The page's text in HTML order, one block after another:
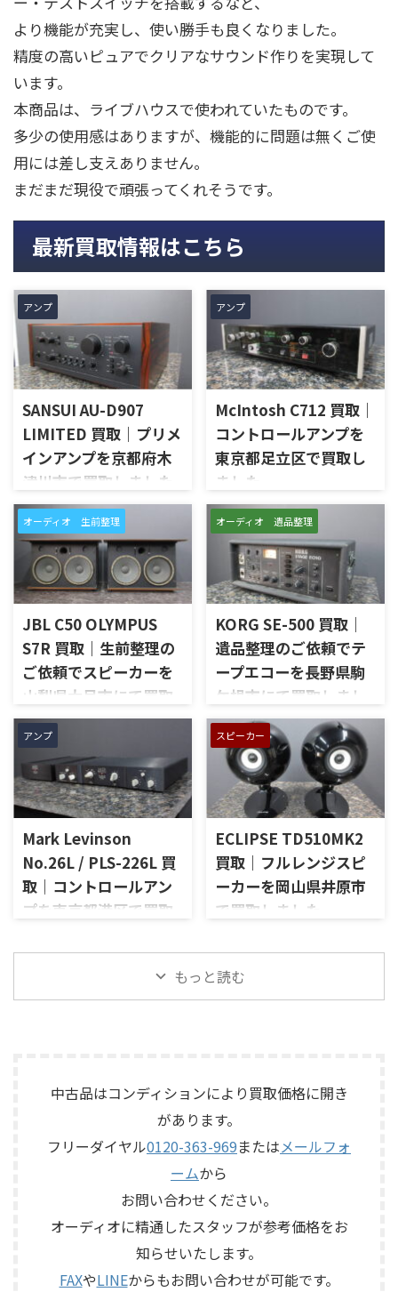
より機能が充実し、使い勝手も良くなりました。
精度の高いピュアでクリアなサウンド作りを実現して
います。
本商品は、ライブハウスで使われていたものです。
多少の使用感はありますが、機能的に問題は無くご使
用には差し支えありません。
まだまだ現役で頑張ってくれそうです。
最新買取情報はこちら
アンプ
SANSUI AU-D907
LIMITED 買取｜プリメ
インアンプを京都府木
津川市で買取しました
京都府木津川市で、SANSUIの
プリメインアンプ「AU-D907
LIMITED」を出張買取させてい
ただきました。今回のお品物
は、AU-D907をベースに各部の
高品位化が図られたLimitedモ
デルで、左右チャンネルの音出
し状態、入力切替、ボリュー
ム、トーンコントロール、フォ
ノ入力、スピーカー出力、Pre
Out、Main Amp入力、外観コ
付属品の有無を確認しながら
査定いたしました。 買取商
品：SANSUI AU-D907 LIMITED
メーカー：SANSUI / 山水 / ...
アンプ
McIntosh C712 買取｜
コントロールアンプを
東京都足立区で買取し
ました
東京都足立区で、McIntoshの
コントロールアンプ「C712」
を出張買取させていただきま
した。今回のお品物は、
McIntoshらしいガラスパネル
デザインとリモート操作機能
を備えた2chソリッドステート
式のコントロールアンプで、左
右チャンネルの音出し、入力
切替、ボリューム、トーンコン
トロール、MMフォノ入力、バ
外観コンディション、リモコン
など付属品の有無を確認しな
がら査定いたしました。 買取
商品：McIntosh C712 メーカ
ー：McIntosh / マッキントッ
オーディオ 生前整理
JBL C50 OLYMPUS
S7R 買取｜生前整理の
ご依頼でスピーカーを
山梨県大月市にて買取
しました
山梨県大月市で、生前整理に伴
いJBLの大型スピーカー「C50
OLYMPUS S7R」を出張買取さ
せていただきました。今回の
お品物は、長年大切に音楽を
楽しまれてきたご本人様より、
オーディオ機器の整理を進めた
いとのご相談をいただいたも
のです。 JBL C50 OLYMPUS
S7Rは、Olympus専用エンクロ
PR15パッシブラジエーター、
LE85ドライバー、HL91ホー
オーディオ 遺品整理
KORG SE-500 買取｜
遺品整理のご依頼でテ
ープエコーを長野県駒
ケ根市にて買取しまし
た
長野県駒ケ根市で、遺品整理に
伴いKORGのテープエコー
「SE-500 Stage Echo」を出張
買取させていただきました。
今回のお品物は、前オーナー
様が大切に保管されていたヴ
ィンテージのテープエコーで、
ご家族様より「価値があるも
のか分からないので、処分する
前に見てほしい」とご相談い
500は、テープを使用したアナ
ログエコーならではの揺らぎ
や質感を楽しめる機材です。査
アンプ
Mark Levinson
No.26L / PLS-226L 買
取｜コントロールアン
プを東京都港区で買取
「No.26L / PLS-226L」を出張
プのプリアンプで、左右チャン
替、ボリューム、バランス、
位相切替、バランス出力、フ
ードの有無、電源部の状態、
接続ケーブル、外観コンディシ
ョン、取扱説明書など付属品の
有無を確認しながら査定いた
しました。 買取商品：Mark
Levinson N ...
スピーカー
ECLIPSE TD510MK2
買取｜フルレンジスピ
ーカーを岡山県井原市
で買取しました
ルレンジスピーカー
「TD510MK2」を出張買取させ
態、ユニットの状態、エッグ
シェル型エンクロージャー、角
度調整機構、スピーカー端
子、外観コンディション、保護
ネットやキャップなど付属品
の有無を確認しながら査定い
たしました。 買取商品：
ECLIPSE / イクリプス 型番：
TD510MK2 カテゴリ ...
もっと読む
中古品はコンディションにより買取価格に開き
があります。
フリーダイヤル0120-363-969またはメールフォ
ームから
お問い合わせください。
オーディオに精通したスタッフが参考価格をお
知らせいたします。
FAXやLINEからもお問い合わせが可能です。